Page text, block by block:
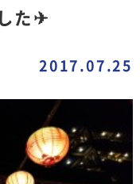
た✈
2017.07.25